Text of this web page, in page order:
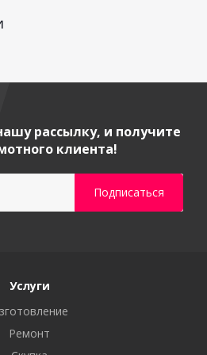
рассылку, и получите
клиента!
Услуги
Ремонт